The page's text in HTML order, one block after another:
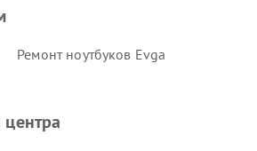
Ремонт ноутбуков Evga